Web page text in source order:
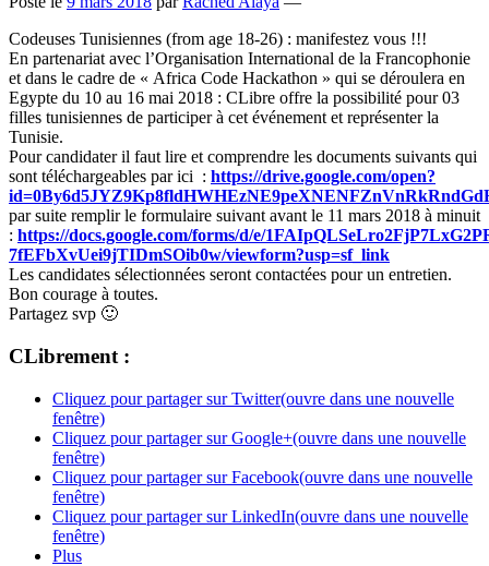
Codeuses Tunisiennes (from age 18-26) : manifestez vous !!!
En partenariat avec l’Organisation International de la Francophonie
et dans le cadre de « Africa Code Hackathon » qui se déroulera en
Egypte du 10 au 16 mai 2018 : CLibre offre la possibilité pour 03
filles tunisiennes de participer à cet événement et représenter la
Tunisie.
Pour candidater il faut lire et comprendre les documents suivants qui
sont téléchargeables par ici : https://drive.google.com/open?
par suite remplir le formulaire suivant avant le 11 mars 2018 à minuit
: https://docs.google.com/forms/d/e/
7fEFbXvUei9jTIDmSOib0w/viewform?usp=sf_link
Les candidates sélectionnées seront contactées pour un entretien.
Bon courage à toutes.
Partagez svp 🙂
CLibrement :
Cliquez pour partager sur Twitter(ouvre dans une nouvelle
fenêtre)
Cliquez pour partager sur Google+(ouvre dans une nouvelle
fenêtre)
Cliquez pour partager sur Facebook(ouvre dans une nouvelle
fenêtre)
Cliquez pour partager sur LinkedIn(ouvre dans une nouvelle
fenêtre)
Plus